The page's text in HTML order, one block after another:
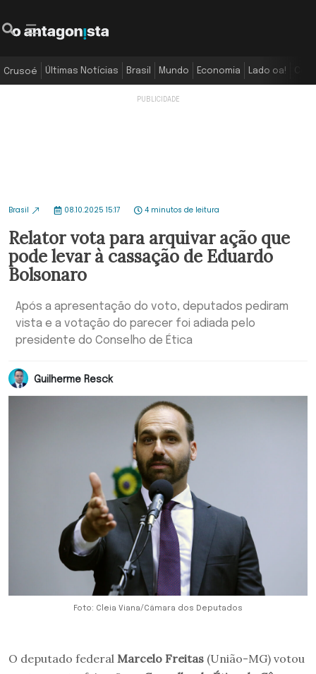
Crusoé Últimas Notícias Brasil Mundo Economia Lado oa!
Brasil 08.10.2025 15:17 4 minutos de leitura
Relator vota para arquivar ação que
pode levar à cassação de Eduardo
Bolsonaro
Após a apresentação do voto, deputados pediram
vista e a votação do parecer foi adiada pelo
presidente do Conselho de Ética
Guilherme Resck
Foto: Cleia Viana/Câmara dos Deputados
O deputado federal Marcelo Freitas (União-MG) votou